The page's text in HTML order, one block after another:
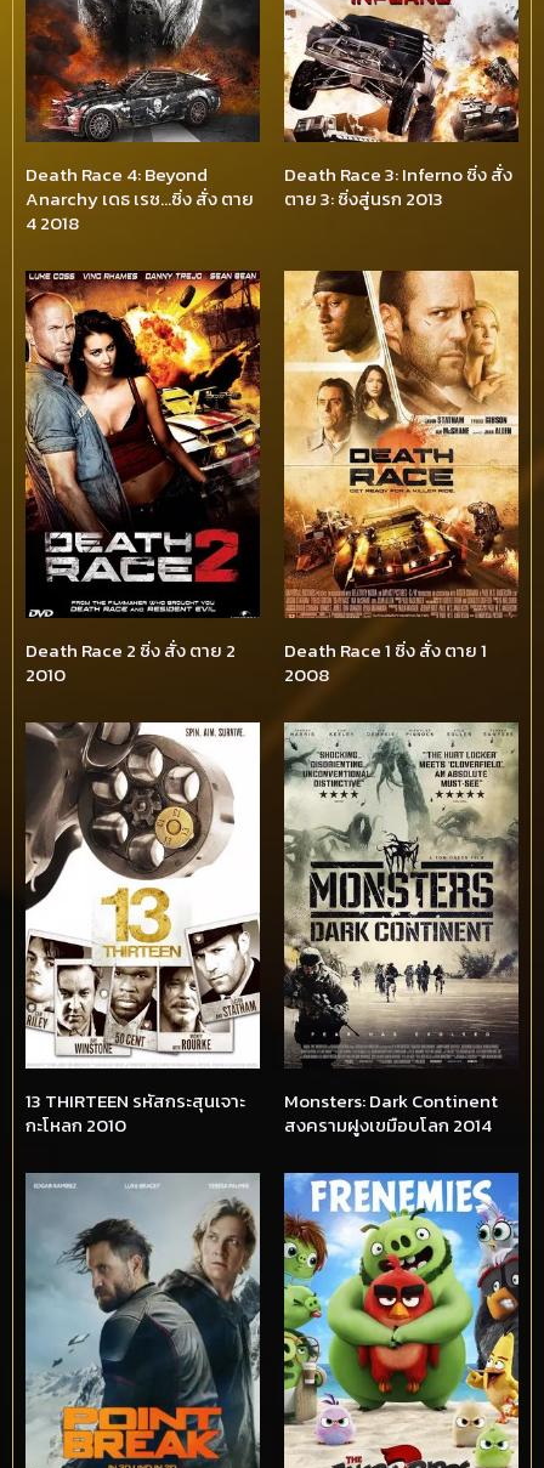
Death Race 4: Beyond
Anarchy เดธ เรซ…ซิ่ง สั่ง ตาย
4 2018
Death Race 3: Inferno ซิ่ง สั่ง
ตาย 3: ซิ่งสู่นรก 2013
Death Race 2 ซิ่ง สั่ง ตาย 2
2010
Death Race 1 ซิ่ง สั่ง ตาย 1
2008
13 THIRTEEN รหัสกระสุนเจาะ
กะโหลก 2010
Monsters: Dark Continent
สงครามฝูงเขมือบโลก 2014